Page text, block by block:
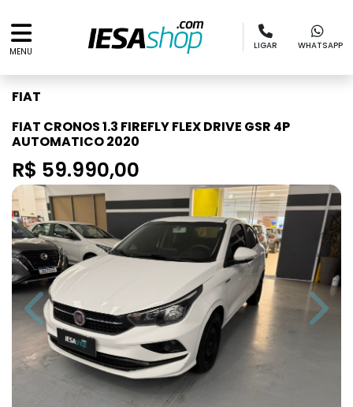
MENU
LIGAR WHATSAPP
FIAT
FIAT CRONOS 1.3 FIREFLY FLEX DRIVE GSR 4P
AUTOMATICO 2020
R$ 59.990,00
Previous Next